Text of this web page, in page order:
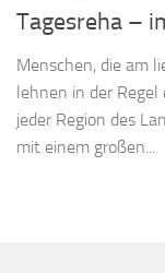
Tagesreha –
Menschen, die am
lehnen in der Regel
jeder Region des
mit einem großen...